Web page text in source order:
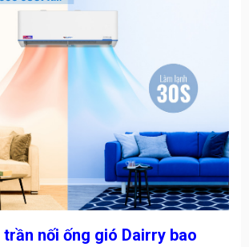
nối ống gió Dairry bao